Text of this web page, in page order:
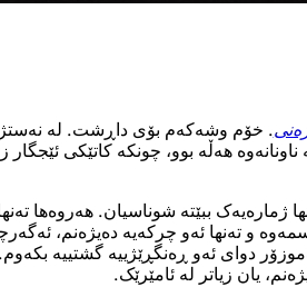
. خۆم وشەکەم بۆی داڕشت. لە
هەڵە بوو، چونکە کاتێکی
ژمارەیەک ببێتە شوناسیان. هەروەها
و تەنها ئەو چرکەیە دەیژەنم،
دوای ئەو ڕەنگڕێژییە گشتییە
یان زیاتر لە ئامێرێک.